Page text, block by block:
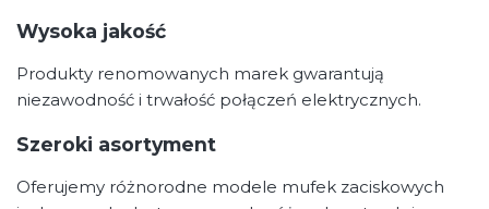
Wysoka jakość
Produkty renomowanych marek gwarantują
niezawodność i trwałość połączeń elektrycznych.
Szeroki asortyment
Oferujemy różnorodne modele mufek zaciskowych